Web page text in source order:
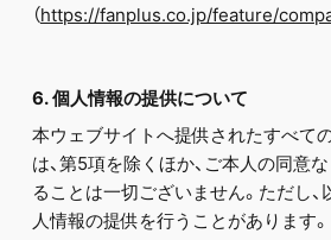
（https://fanplus.co.jp/feature/
6. 個人情報の提供について
本ウェブサイトへ提供されたすべて
は、第5項を除くほか、ご本人の同意
ることは一切ございません。ただし、
人情報の提供を行うことがあります。